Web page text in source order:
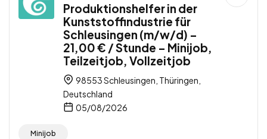
Produktionshelfer in der
Kunststoffindustrie für
Schleusingen (m/w/d) –
21,00 € / Stunde – Minijob,
Teilzeitjob, Vollzeitjob
98553 Schleusingen, Thüringen,
Deutschland
05/08/2026
Minijob